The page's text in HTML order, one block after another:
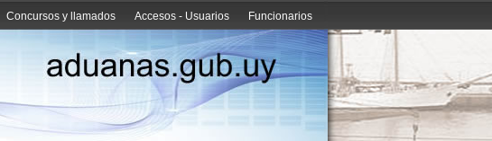
Funcionarios
Accesos - Usuarios
Concursos y llamados